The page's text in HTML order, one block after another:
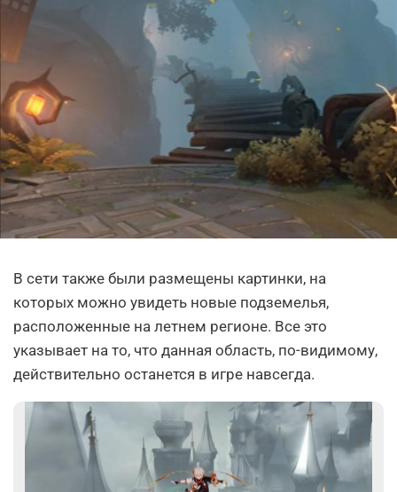
В сети также были размещены картинки, на
которых можно увидеть новые подземелья,
расположенные на летнем регионе. Все это
указывает на то, что данная область, по-видимому,
действительно останется в игре навсегда.